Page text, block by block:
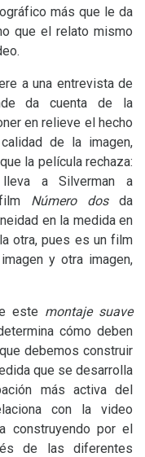
más que le da
que el relato mismo
a una entrevista de
da cuenta de la
en relieve el hecho
de la imagen,
la película rechaza:
a Silverman a
Número dos da
en la medida en
otra, pues es un film
y otra imagen,
este montaje suave
cómo deben
debemos construir
que se desarrolla
más activa del
con la video
construyendo por el
de las diferentes